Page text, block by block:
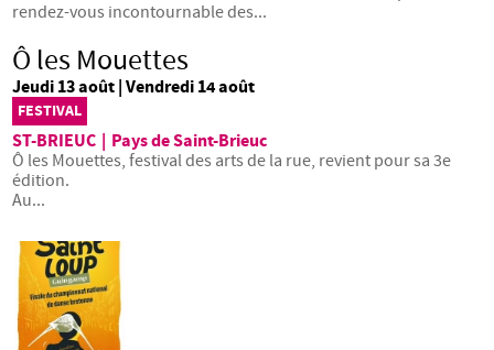
rendez-vous incontournable des...
Ô les Mouettes
Jeudi 13 août | Vendredi 14 août
FESTIVAL
ST-BRIEUC
Pays de Saint-Brieuc
Ô les Mouettes, festival des arts de la rue, revient pour sa 3e
édition.
Au...